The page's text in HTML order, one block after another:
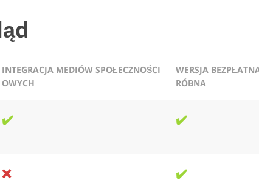
INTEGRACJA MEDIÓW SPOŁECZNOŚCI
OWYCH
WERSJA
RÓBNA
✔️ ✔️
❌ ✔️